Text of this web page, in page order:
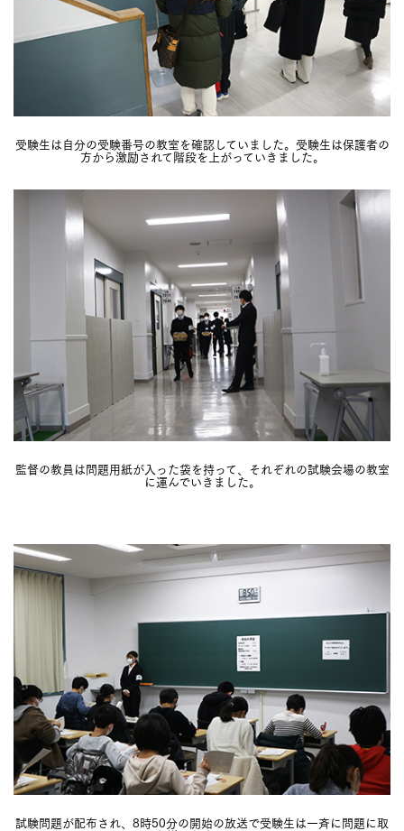
受験生は自分の受験番号の教室を確認していました。受験生は保護者の
方から激励されて階段を上がっていきました。
監督の教員は問題用紙が入った袋を持って、それぞれの試験会場の教室
に運んでいきました。
試験問題が配布され、8時50分の開始の放送で受験生は一斉に問題に取